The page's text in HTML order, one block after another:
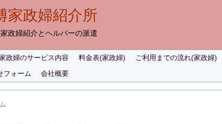
家政婦紹介所
政婦紹介とヘルパーの派遣
政婦のサービス内容 料金表(家政婦) ご利用までの流れ(家政婦)
フォーム
会社概要